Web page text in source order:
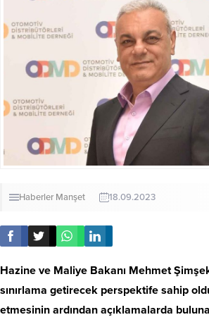
Haberler Manşet 18.09.2023
Hazine ve Maliye Bakanı Mehmet
sınırlama getirecek perspektife sahip
etmesinin ardından açıklamalarda